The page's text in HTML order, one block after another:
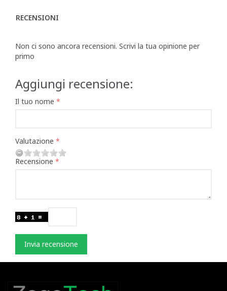
RECENSIONI
Non ci sono ancora recensioni. Scrivi la tua opinione per
primo
Aggiungi recensione:
Il tuo nome
Valutazione
Recensione
Invia recensione